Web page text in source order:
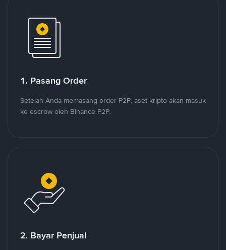
1. Pasang Order
Setelah Anda memasang order P2P, aset kripto akan masuk
ke escrow oleh Binance P2P.
2. Bayar Penjual